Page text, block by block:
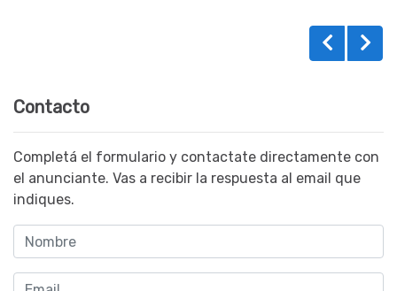
Contacto
Completá el formulario y contactate directamente con
el anunciante. Vas a recibir la respuesta al email que
indiques.